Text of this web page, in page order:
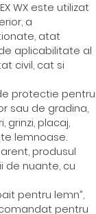
WX este utilizat
a
atat
aplicabilitate al
civil, cat si
protectie pentru
sau de gradina,
grinzi, placaj,
lemnoase.
produsul
de nuante, cu
pentru lemn”,
pentru